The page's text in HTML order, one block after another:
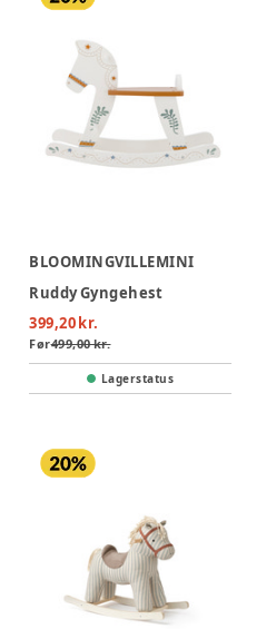
BLOOMINGVILLEMINI
Ruddy Gyngehest
399,20 kr.
Før499,00 kr.
Lagerstatus